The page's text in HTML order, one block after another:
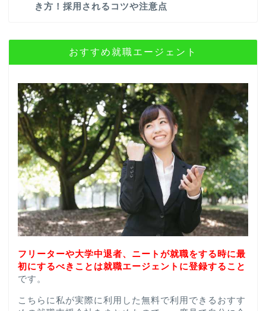
き方！採用されるコツや注意点
おすすめ就職エージェント
フリーターや大学中退者、ニートが就職をする時に最
初にするべきことは就職エージェントに登録すること
です。
こちらに私が実際に利用した無料で利用できるおすす